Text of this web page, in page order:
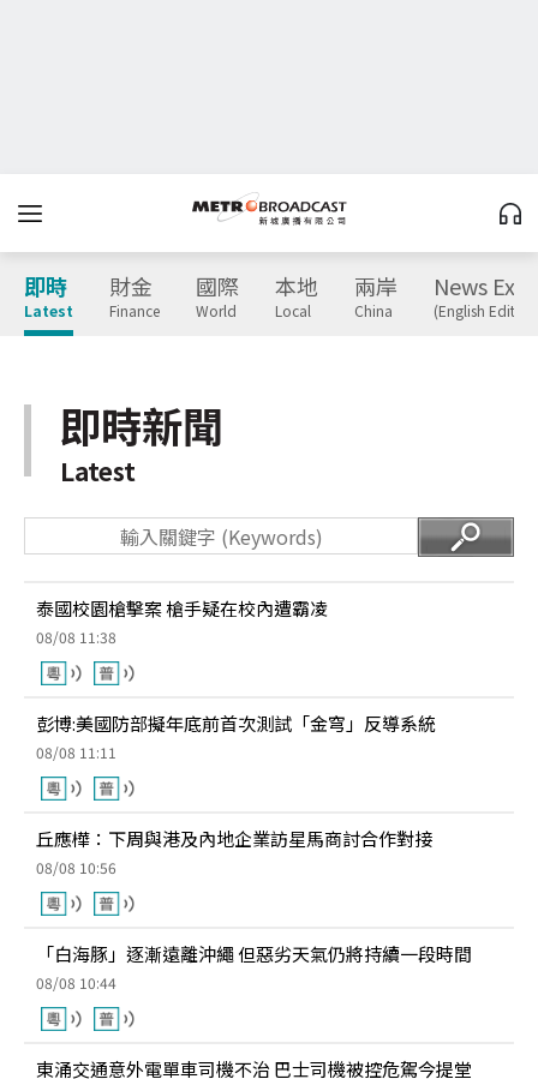
即時
Latest
財金
Finance
國際
World
本地
Local
兩岸
China
News
(English
即時新聞
Latest
泰國校園槍擊案 槍手疑在校內遭霸凌
08/08 11:38
彭博:美國防部擬年底前首次測試「金穹」反導系統
08/08 11:11
丘應樺：下周與港及內地企業訪星馬商討合作對接
08/08 10:56
「白海豚」逐漸遠離沖繩 但惡劣天氣仍將持續一段時間
08/08 10:44
東涌交通意外電單車司機不治 巴士司機被控危駕今提堂